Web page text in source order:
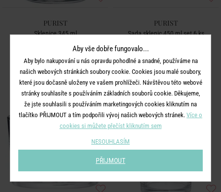
PURIST
Sklenice 345 ml
99 Kč
PURIST
Sada sklenic 450 ml set 6 ks
769 Kč
Aby vše dobře fungovalo...
Aby bylo nakupování u nás opravdu pohodlné a snadné, používáme na
našich webových stránkách soubory cookie. Cookies jsou malé soubory,
které jsou dočasně uloženy ve vašem prohlížeči. Návštěvou této webové
stránky souhlasíte s používáním základních souborů cookie. Děkujeme,
že jste souhlasili s používáním marketingových cookies kliknutím na
tlačítko PŘIJMOUT a tím podpořili vývoj našich webových stránek. Více o
cookies si můžete přečíst kliknutím sem
NESOUHLASÍM
PŘIJMOUT